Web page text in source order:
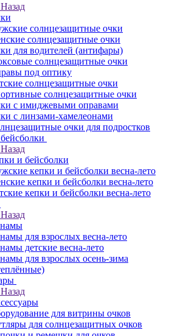
Назад
солнцезащитные очки
солнцезащитные очки
для водителей (антифары)
солнцезащитные очки
под оптику
солнцезащитные очки
солнцезащитные очки
с имиджевыми оправами
с линзами-хамелеонами
очки для подростков
Назад
и бейсболки
кепки и бейсболки весна-лето
кепки и бейсболки весна-лето
кепки и бейсболки весна-лето
Назад
для взрослых весна-лето
детские весна-лето
для взрослых осень-зима
Назад
для витрины очков
для солнцезащитных очков